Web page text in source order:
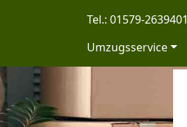
Tel.: 01579-2639401
Umzugsservice